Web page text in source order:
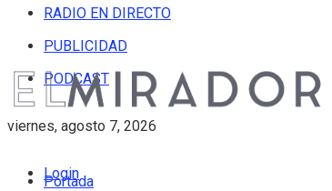
RADIO EN DIRECTO
PUBLICIDAD
PODCAST
viernes, agosto 7, 2026
Login
Portada